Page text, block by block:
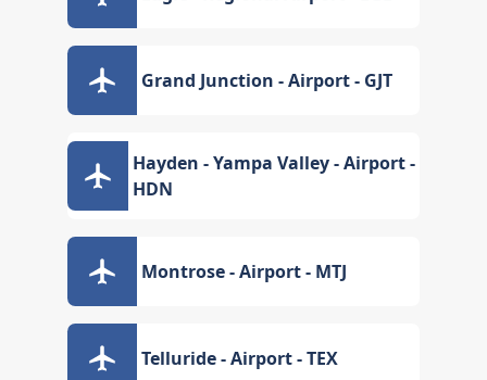
Grand Junction - Airport - GJT
Hayden - Yampa Valley - Airport -
HDN
Montrose - Airport - MTJ
Telluride - Airport - TEX